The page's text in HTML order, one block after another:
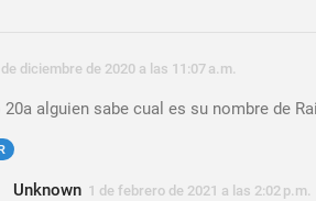
diciembre de 2020 a las 11:07 a.m.
alguien sabe cual es su nombre de
Unknown 1 de febrero de 2021 a las 2:02 p.m.